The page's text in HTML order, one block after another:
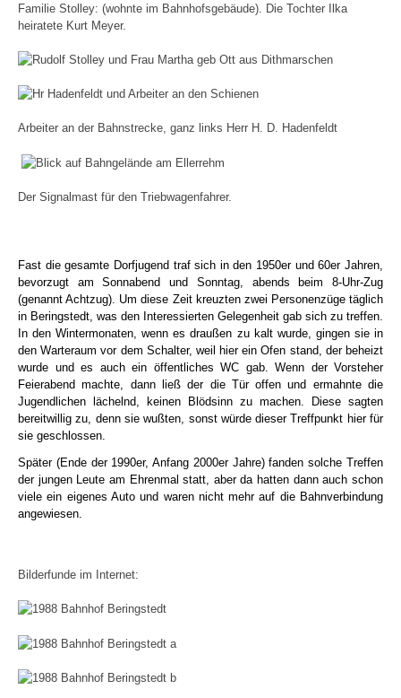
Familie Stolley: (wohnte im Bahnhofsgebäude). Die Tochter Ilka
heiratete Kurt Meyer.
Arbeiter an der Bahnstrecke, ganz links Herr H. D. Hadenfeldt
Der Signalmast für den Triebwagenfahrer.
Fast die gesamte Dorfjugend traf sich in den 1950er und 60er Jahren,
bevorzugt am Sonnabend und Sonntag, abends beim 8-Uhr-Zug
(genannt Achtzug). Um diese Zeit kreuzten zwei Personenzüge täglich
in Beringstedt, was den Interessierten Gelegenheit gab sich zu treffen.
In den Wintermonaten, wenn es draußen zu kalt wurde, gingen sie in
den Warteraum vor dem Schalter, weil hier ein Ofen stand, der beheizt
wurde und es auch ein öffentliches WC gab. Wenn der Vorsteher
Feierabend machte, dann ließ der die Tür offen und ermahnte die
Jugendlichen lächelnd, keinen Blödsinn zu machen. Diese sagten
bereitwillig zu, denn sie wußten, sonst würde dieser Treffpunkt hier für
sie geschlossen.
Später (Ende der 1990er, Anfang 2000er Jahre) fanden solche Treffen
der jungen Leute am Ehrenmal statt, aber da hatten dann auch schon
viele ein eigenes Auto und waren nicht mehr auf die Bahnverbindung
angewiesen.
Bilderfunde im Internet: